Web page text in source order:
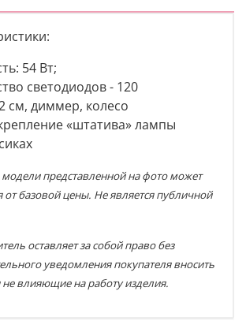
54 Вт;
светодиодов - 120
см, диммер, колесо
«штатива» лампы
модели представленной на фото может
от базовой цены. Не является публичной
оставляет за собой право без
уведомления покупателя вносить
влияющие на работу изделия.